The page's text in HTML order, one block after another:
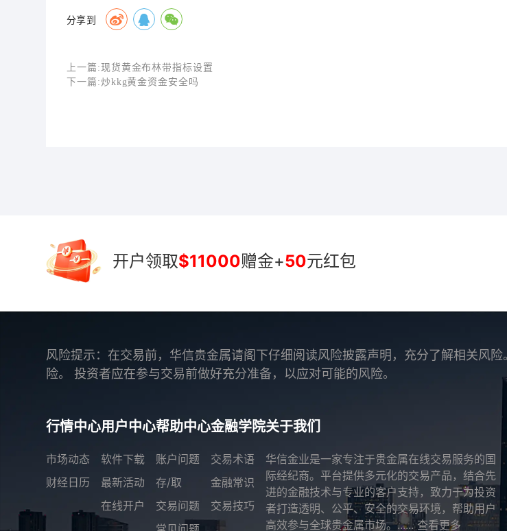
分享到
上一篇:现货黄金布林带指标设置
下一篇:炒kkg黄金资金安全吗
开户领取$11000赠金+50元红包
风险提示：在交易前，华信贵金属请阁下仔细阅读风险披露声明，充分了解相关风
险。 投资者应在参与交易前做好充分准备，以应对可能的风险。
行情中心
市场动态
财经日历
用户中心
软件下载
最新活动
在线开户
帮助中心
账户问题
存/取
交易问题
金融学院
交易术语
金融常识
交易技巧
关于我们
华信金业是一家专注于贵金属在线交易服务的国
际经纪商。平台提供多元化的交易产品，结合先
进的金融技术与专业的客户支持，致力于为投资
者打造透明、公平、安全的交易环境，帮助用户
高效参与全球贵金属市场。......查看更多